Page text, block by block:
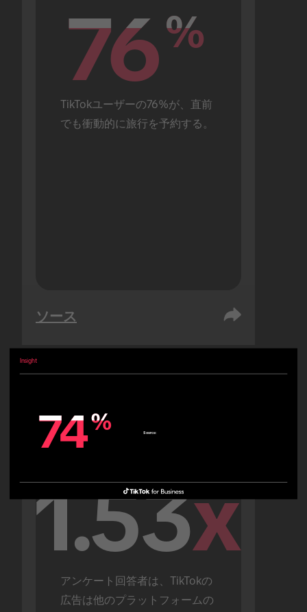
76%
76%
TikTokユーザーの76%が、直前
でも衝動的に旅行を予約する。
ソース
1.53x
アンケート回答者は、TikTokの
広告は他のプラットフォームの
Insight
74%
74% Source: